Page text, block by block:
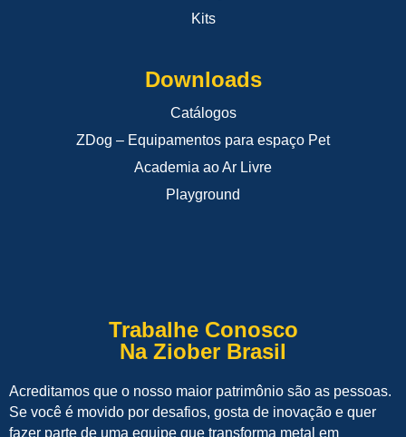
Kits
Downloads
Catálogos
ZDog – Equipamentos para espaço Pet
Academia ao Ar Livre
Playground
Trabalhe Conosco
Na Ziober Brasil
Acreditamos que o nosso maior patrimônio são as pessoas.
Se você é movido por desafios, gosta de inovação e quer
fazer parte de uma equipe que transforma metal em